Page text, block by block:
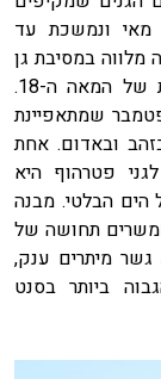
מאי ונמשכת עד
במסיבת גן
מפוארת שאליה מגיעים המוזמנים בתלבושות של המאה ה-18.
שמתאפיינת
ובאדום. אחת
פטרהוף היא
הבלטי. מבנה
תחושה של
מיתרים ענק,
ביותר בסנט